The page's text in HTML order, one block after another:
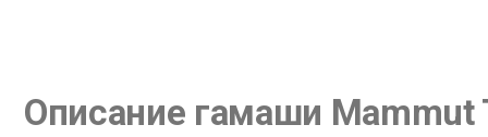
Описание гамаши Mammut